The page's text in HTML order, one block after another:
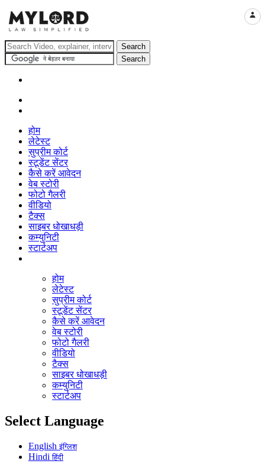
होम
लेटेस्ट
सुप्रीम कोर्ट
स्टूडेंट सेंटर
कैसे करें आवेदन
वेब स्टोरी
फोटो गैलरी
वीडियो
टैक्स
साइबर धोखाधड़ी
कम्युनिटी
स्टार्टअप
होम
लेटेस्ट
सुप्रीम कोर्ट
स्टूडेंट सेंटर
कैसे करें आवेदन
वेब स्टोरी
फोटो गैलरी
वीडियो
टैक्स
साइबर धोखाधड़ी
कम्युनिटी
स्टार्टअप
Select Language
Englishइंग्लिश
Hindiहिंदी